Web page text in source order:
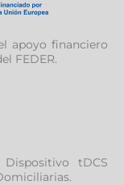
apoyo financiero
FEDER.
tDCS